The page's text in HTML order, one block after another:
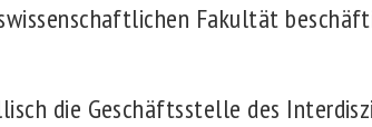
Fakultät
die Geschäftsstelle des